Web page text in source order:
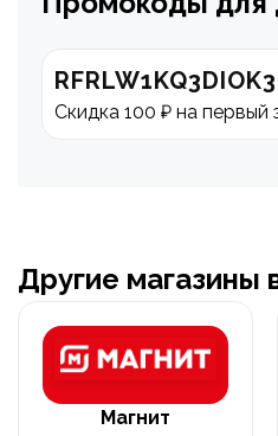
RFRLW1KQ3DIOK3
Скидка 100 ₽ на первый
Другие магазины
Магнит